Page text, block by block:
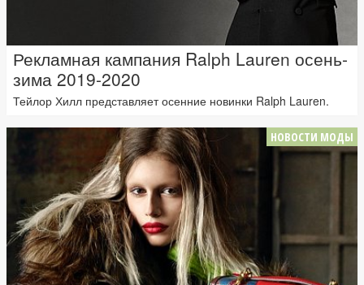
Рекламная кампания Ralph Lauren осень-
зима 2019-2020
Тейлор Хилл представляет осенние новинки Ralph Lauren.
НОВОСТИ МОДЫ